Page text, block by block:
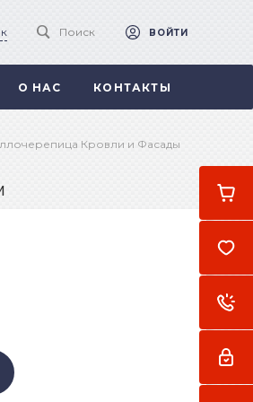
Поиск ВОЙТИ
О НАС КОНТАКТЫ
Кровли и Фасады